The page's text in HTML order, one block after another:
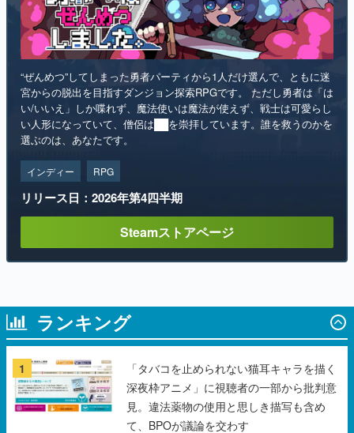
“ぜんめつ”してしまった勇者パーティから1人だけ選んで、ともに迷
宮からの脱出を目指すダンジョン探索RPGです。 ただし勇者は「は
い/いいえ」しか喋れず、魔法使いは魔法が使えず、戦士は可愛らし
選ぶのは、あなたです。
インディー RPG
リリース日：2026年第4四半期
ランキング
1
「タバコを止められない猫耳キャラを描く
深夜枠アニメ」に視聴者の一部から批判意
見。違法薬物の使用と思しき描写も含め
て、BPOが議論を交わす
2
ハローキティやポムポムプリンと眠れる睡
眠サポートアプリ『ゆめたび』が配信中。